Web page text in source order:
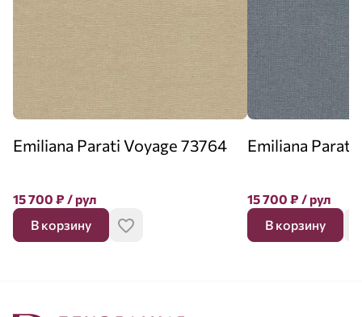
Emiliana Parati Voyage 73764
15 700 ₽ / рул
В корзину
Emiliana Parati
15 700 ₽ / рул
В корзину